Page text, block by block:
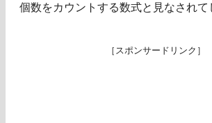
個数をカウントする数式と見なされて
［スポンサードリンク］